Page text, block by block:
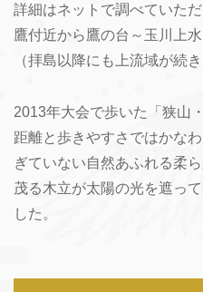
詳細はネットで調べていた
鷹付近から鷹の台～玉川上
（拝島以降にも上流域が続き
2013年大会で歩いた「狭山
距離と歩きやすさではかな
ぎていない自然あふれる柔
茂る木立が太陽の光を遮っ
した。